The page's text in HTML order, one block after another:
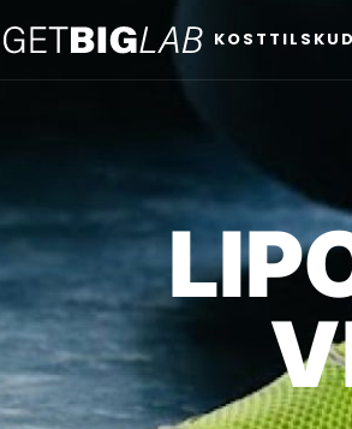
KOSTTILSKUD